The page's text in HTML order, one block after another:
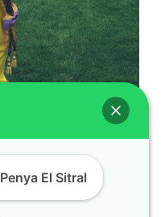
Penya El Sitral